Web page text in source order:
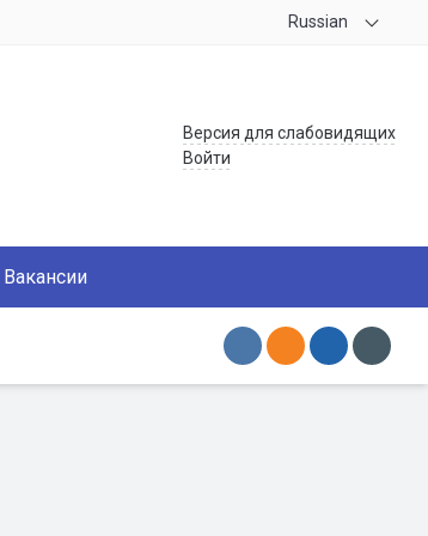
Russian
Версия для слабовидящих
Войти
Вакансии